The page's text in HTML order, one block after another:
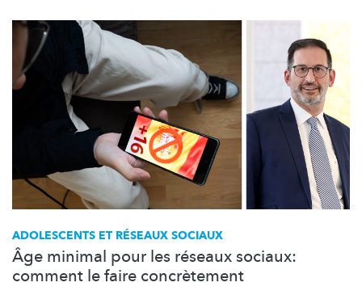
ADOLESCENTS ET RÉSEAUX SOCIAUX
Âge minimal pour les réseaux sociaux:
comment le faire concrètement